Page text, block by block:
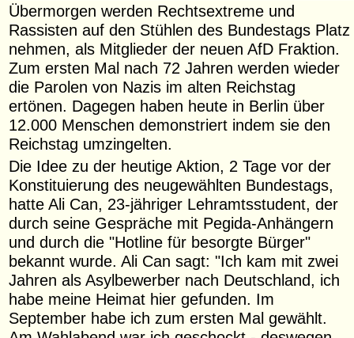
Übermorgen werden Rechtsextreme und
Rassisten auf den Stühlen des Bundestags Platz
nehmen, als Mitglieder der neuen AfD Fraktion.
Zum ersten Mal nach 72 Jahren werden wieder
die Parolen von Nazis im alten Reichstag
ertönen. Dagegen haben heute in Berlin über
12.000 Menschen demonstriert indem sie den
Reichstag umzingelten.
Die Idee zu der heutige Aktion, 2 Tage vor der
Konstituierung des neugewählten Bundestags,
hatte Ali Can, 23-jähriger Lehramtsstudent, der
durch seine Gespräche mit Pegida-Anhängern
und durch die "Hotline für besorgte Bürger"
bekannt wurde. Ali Can sagt: "Ich kam mit zwei
Jahren als Asylbewerber nach Deutschland, ich
habe meine Heimat hier gefunden. Im
September habe ich zum ersten Mal gewählt.